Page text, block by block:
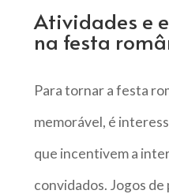
Atividades e
na festa
Para tornar a festa
memorável, é
que incentivem a
convidados. Jogos